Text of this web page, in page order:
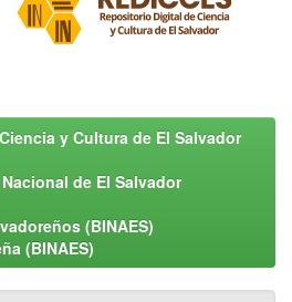
y Cultura de El Salvador
de El Salvador
(BINAES)
(BINAES)